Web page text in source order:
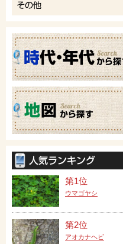
第1位
ウマゴヤシ
第2位
アオカナヘビ